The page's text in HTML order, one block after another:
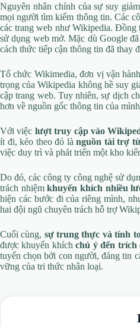
Nguyên nhân chính của sự suy
mọi người tìm kiếm thông tin. Các
các trang web như Wikipedia. Đồng
sử dụng web mở. Mặc dù Google
cách thức tiếp cận thông tin đã thay
Tổ chức Wikimedia, đơn vị vận
trọng của Wikipedia không hề suy
cập trang web. Tuy nhiên, sự dịch
hơn về nguồn gốc thông tin của
Với việc lượt truy cập vào
ít đi, kéo theo đó lànguồn tài trợ
việc duy trì và phát triển một kho
Do đó, các công ty công nghệ sử
trách nhiệmkhuyến khích nhiều
hiện các bước đi của riêng mình,
hai đội ngũ chuyên trách hỗ trợ
Cuối cùng, sự trung thực và tính
được khuyến khíchchú ý đến trích
tuyển chọn bởi con người, đáng tin
vững của tri thức nhân loại.